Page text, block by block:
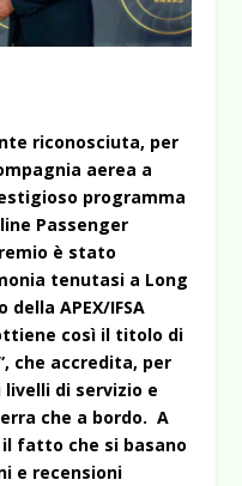
riconosciuta, per
aerea a
programma
Passenger
è stato
tenutasi a Long
APEX/IFSA
così il titolo di
che accredita, per
livelli di servizio e
che a bordo. A
il fatto che si basano
e recensioni